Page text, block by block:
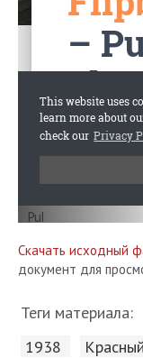
Скачать исходный
документ для
Теги материала:
1938